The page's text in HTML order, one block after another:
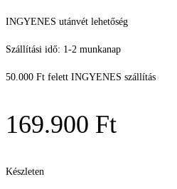
INGYENES utánvét lehetőség
Szállítási idő: 1-2 munkanap
50.000 Ft felett INGYENES szállítás
169.900 Ft
Készleten